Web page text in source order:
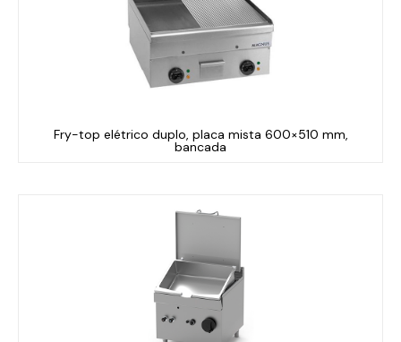
Fry-top elétrico duplo, placa mista 600×510 mm,
bancada